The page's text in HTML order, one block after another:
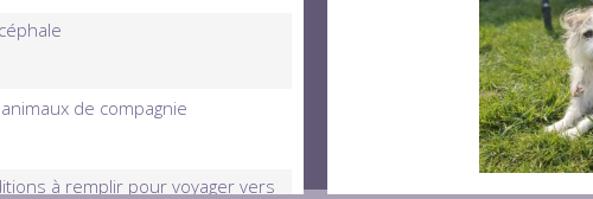
de compagnie
à remplir pour voyager vers